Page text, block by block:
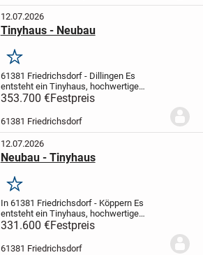
Miet...
12.07.2026
Tinyhaus - Neubau
Merken
61381 Friedrichsdorf - Dillingen Es
entsteht ein Tinyhaus, hochwertige
Ausstattung, ruhige Wohnlage,
Wohnfläche ab 61 qm, Grundstück ab 140
qm, Kaufpreis 353.700
353.700 €Festpreis
61381 Friedrichsdorf
12.07.2026
Neubau - Tinyhaus
Merken
In 61381 Friedrichsdorf - Köppern Es
entsteht ein Tinyhaus, hochwertige
Ausstattung, ruhige Wohnlage,
Wohnfläche ab 61 qm, Grundstück ab 180
qm, Kaufpreis ab 331.600
331.600 €Festpreis
61381 Friedrichsdorf